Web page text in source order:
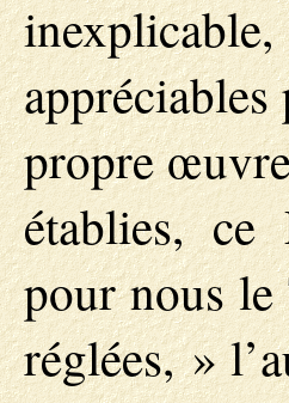
propre
établies, ce
pour nous
réglées, »